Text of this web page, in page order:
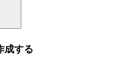
成する